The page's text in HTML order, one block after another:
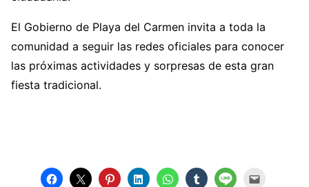
El Gobierno de Playa del Carmen invita a toda la
comunidad a seguir las redes oficiales para conocer
las próximas actividades y sorpresas de esta gran
fiesta tradicional.